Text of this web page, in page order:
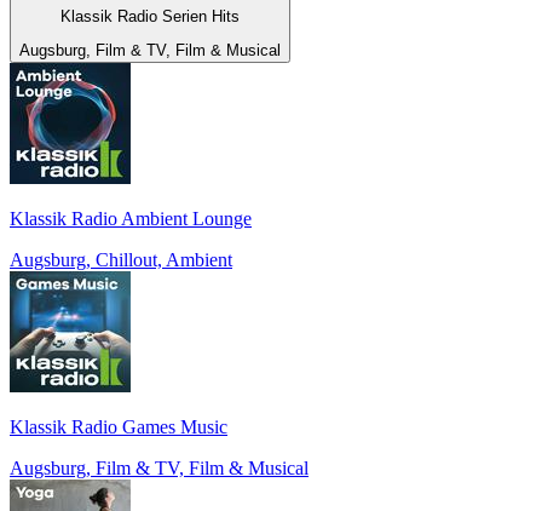
Klassik Radio Serien Hits
Augsburg, Film & TV, Film & Musical
Klassik Radio Ambient Lounge
Augsburg, Chillout, Ambient
Klassik Radio Games Music
Augsburg, Film & TV, Film & Musical